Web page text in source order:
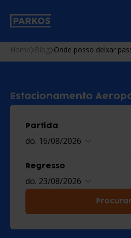
Home Blog Onde posso deixar
Estacionamento
Partida
do. 16/08/2026
Regresso
do. 23/08/2026